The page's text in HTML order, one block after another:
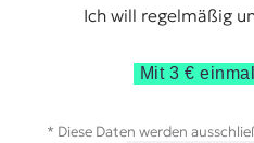
Ich will regelmäßig
Mit 3 €
* Diese Daten werden